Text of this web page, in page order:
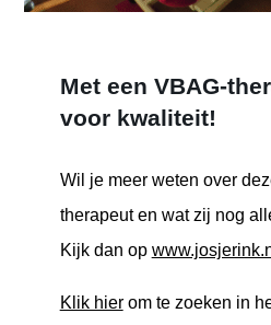
Met een VBAG-
voor kwaliteit!
Wil je meer weten over
therapeut en wat zij nog
Kijk dan op
Klik hierom te zoeken in